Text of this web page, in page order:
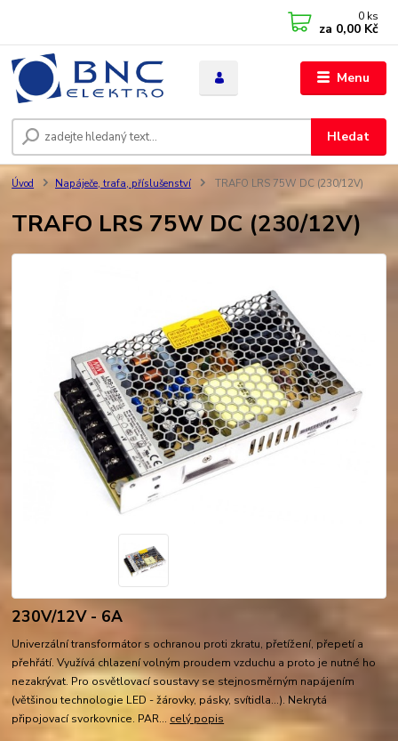
Menu
Hledat
0 ks
za 0,00 Kč
Úvod Napáječe, trafa, příslušenství TRAFO LRS 75W DC (230/12V)
TRAFO LRS 75W DC (230/12V)
230V/12V - 6A
Univerzální transformátor s ochranou proti zkratu, přetížení, přepetí a
přehřátí. Využívá chlazení volným proudem vzduchu a proto je nutné ho
nezakrývat. Pro osvětlovací soustavy se stejnosměrným napájením
(většinou technologie LED - žárovky, pásky, svítidla...). Nekrytá
připojovací svorkovnice. PAR... celý popis